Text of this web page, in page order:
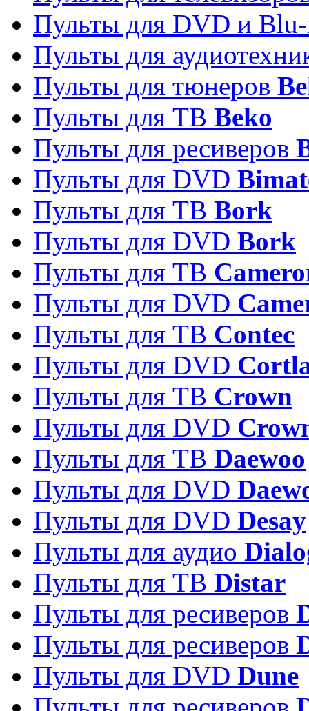
Пульты для DVD и
Пульты для
Пульты для тюнеров
Пульты для ТВ Beko
Пульты для ресиверов
Пульты для DVD
Пульты для ТВ Bork
Пульты для DVD Bork
Пульты для ТВ
Пульты для DVD
Пульты для ТВ Contec
Пульты для DVD
Пульты для ТВ Crown
Пульты для DVD
Пульты для ТВ Daewoo
Пульты для DVD
Пульты для DVD Desay
Пульты для аудио
Пульты для ТВ Distar
Пульты для ресиверов
Пульты для ресиверов
Пульты для DVD Dune